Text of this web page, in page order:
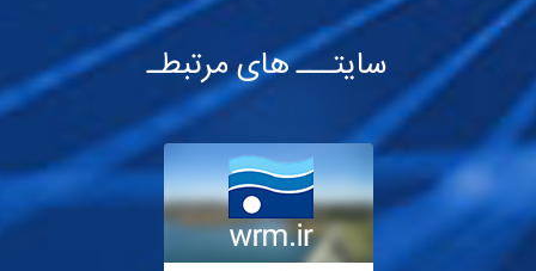
سایتـــ های مرتبطـ